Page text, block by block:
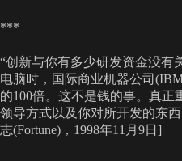
***
“创新与你有多少研发资金没有
电脑时，国际商业机器公司
的100倍。这不是钱的事。真正
领导方式以及你对所开发的东
志(Fortune)，1998年11月9日]